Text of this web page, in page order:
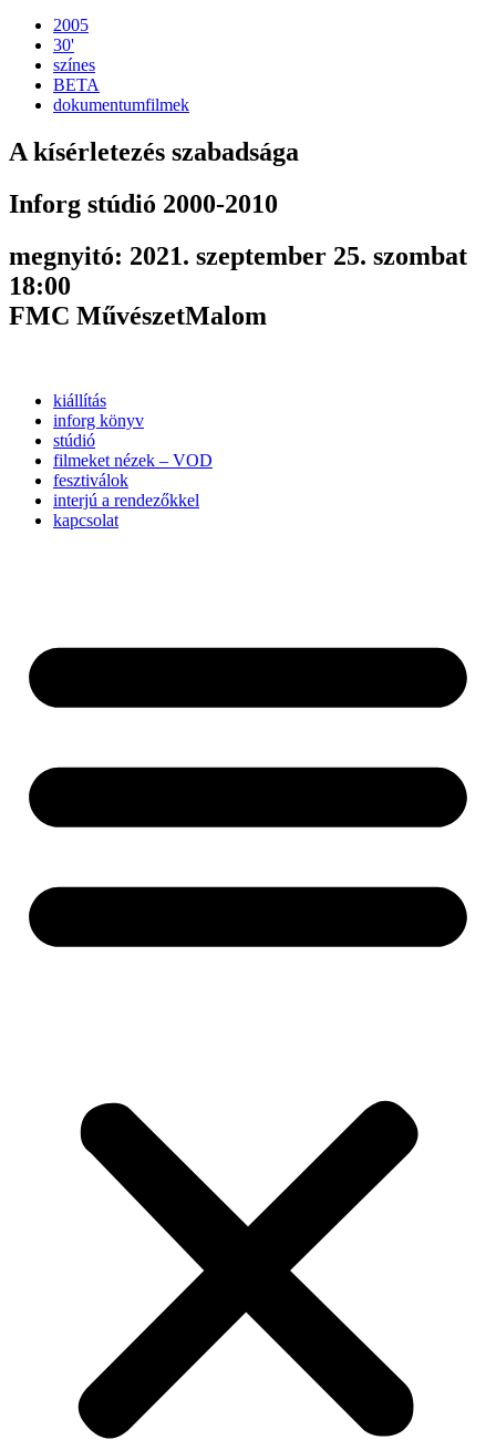
2005
30'
színes
BETA
dokumentumfilmek
A kísérletezés szabadsága
Inforg stúdió 2000-2010
megnyitó: 2021. szeptember 25. szombat
18:00
FMC MűvészetMalom
kiállítás
inforg könyv
stúdió
filmeket nézek – VOD
fesztiválok
interjú a rendezőkkel
kapcsolat